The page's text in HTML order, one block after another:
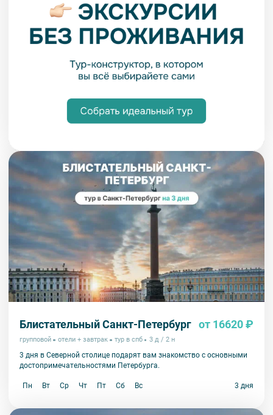
Блистательный Санкт-Петербург от 16620 ₽
групповой отели + завтрак тур в спб 3 д / 2 н
3 дня в Северной столице подарят вам знакомство с основными
достопримечательностями Петербурга.
Пн Вт Ср Чт Пт Сб Вс 3 дня